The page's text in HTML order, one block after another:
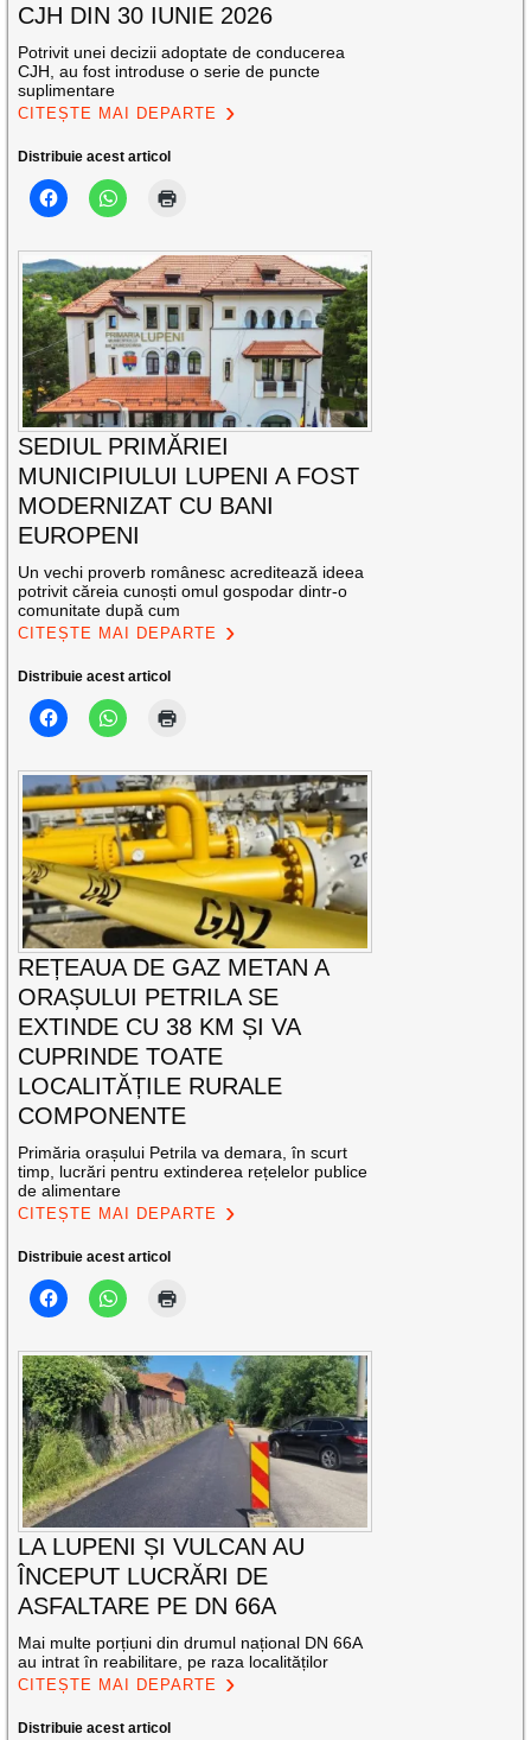
CJH DIN 30 IUNIE 2026
Potrivit unei decizii adoptate de conducerea
CJH, au fost introduse o serie de puncte
suplimentare
CITEȘTE MAI DEPARTE
Distribuie acest articol
SEDIUL PRIMĂRIEI
MUNICIPIULUI LUPENI A FOST
MODERNIZAT CU BANI
EUROPENI
Un vechi proverb românesc acreditează ideea
potrivit căreia cunoști omul gospodar dintr-o
comunitate după cum
CITEȘTE MAI DEPARTE
Distribuie acest articol
REȚEAUA DE GAZ METAN A
ORAȘULUI PETRILA SE
EXTINDE CU 38 KM ȘI VA
CUPRINDE TOATE
LOCALITĂȚILE RURALE
COMPONENTE
Primăria orașului Petrila va demara, în scurt
timp, lucrări pentru extinderea rețelelor publice
de alimentare
CITEȘTE MAI DEPARTE
Distribuie acest articol
LA LUPENI ȘI VULCAN AU
ÎNCEPUT LUCRĂRI DE
ASFALTARE PE DN 66A
Mai multe porțiuni din drumul național DN 66A
au intrat în reabilitare, pe raza localităților
CITEȘTE MAI DEPARTE
Distribuie acest articol